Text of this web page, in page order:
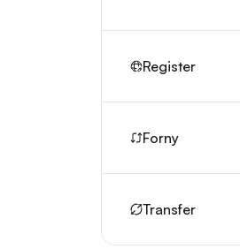
Register
Forny
Transfer